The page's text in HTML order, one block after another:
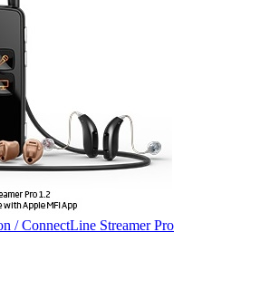
/ ConnectLine Streamer Pro